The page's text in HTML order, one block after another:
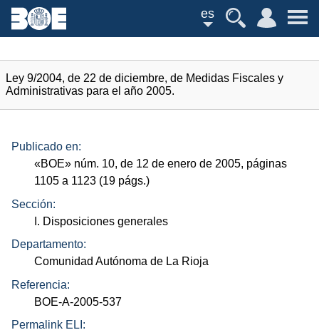
es
Ley 9/2004, de 22 de diciembre, de Medidas Fiscales y
Administrativas para el año 2005.
Publicado en:
«BOE» núm. 10, de 12 de enero de 2005, páginas
1105 a 1123 (19 págs.)
Sección:
I. Disposiciones generales
Departamento:
Comunidad Autónoma de La Rioja
Referencia:
BOE-A-2005-537
Permalink ELI: